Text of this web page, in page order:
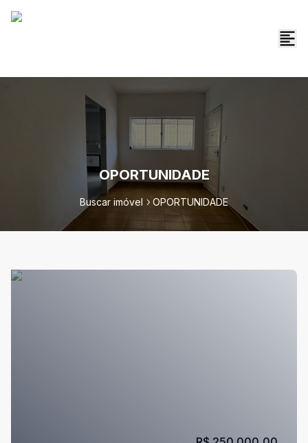
OPORTUNIDADE
Buscar imóvel OPORTUNIDADE